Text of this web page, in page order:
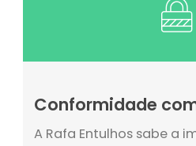
Conformidade
A Rafa Entulhos sabe a